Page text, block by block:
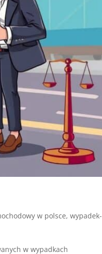
w polsce,wypadek-
w wypadkach